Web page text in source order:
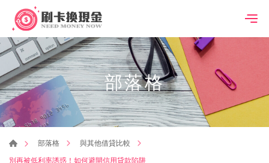
部落格
部落格
與其他借貸比較
別再被低利率誘惑！如何避開信用貸款陷阱